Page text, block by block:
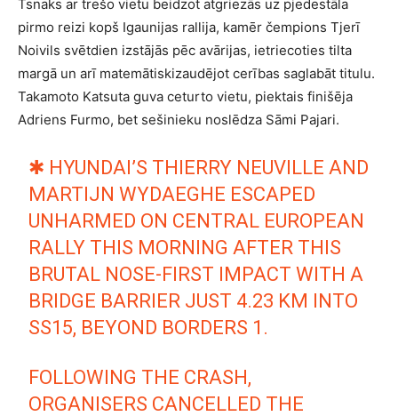
Tsnaks ar trešo vietu beidzot atgriezās uz pjedestāla
pirmo reizi kopš Igaunijas rallija, kamēr čempions Tjerī
Noivils svētdien izstājās pēc avārijas, ietriecoties tilta
margā un arī matemātiskizaudējot cerības saglabāt titulu.
Takamoto Katsuta guva ceturto vietu, piektais finišēja
Adriens Furmo, bet sešinieku noslēdza Sāmi Pajari.
✱ HYUNDAI’S THIERRY NEUVILLE AND
MARTIJN WYDAEGHE ESCAPED
UNHARMED ON CENTRAL EUROPEAN
RALLY THIS MORNING AFTER THIS
BRUTAL NOSE-FIRST IMPACT WITH A
BRIDGE BARRIER JUST 4.23 KM INTO
SS15, BEYOND BORDERS 1.
FOLLOWING THE CRASH,
ORGANISERS CANCELLED THE